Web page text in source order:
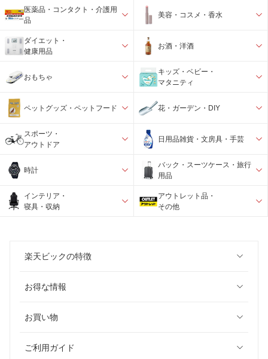
医薬品・コンタクト・介護用
品
美容・コスメ・香水
ダイエット・
健康用品
お酒・洋酒
おもちゃ
キッズ・ベビー・
マタニティ
ペットグッズ・ペットフード 花・ガーデン・DIY
スポーツ・
アウトドア
日用品雑貨・文房具・手芸
時計
バック・スーツケース・旅行
用品
インテリア・
寝具・収納
アウトレット品・
その他
楽天ビックの特徴
お得な情報
お買い物
ご利用ガイド